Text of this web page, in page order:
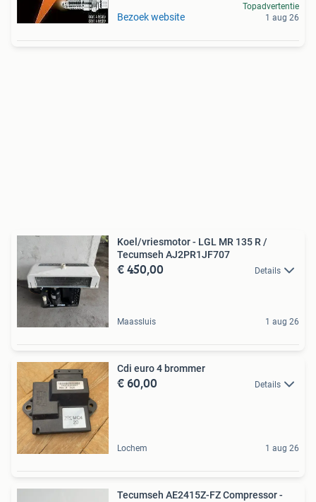
Bezoek website
Topadvertentie
1 aug 26
Koel/vriesmotor - LGL MR 135 R /
Tecumseh AJ2PR1JF707
€ 450,00 Details
Maassluis 1 aug 26
Cdi euro 4 brommer
€ 60,00 Details
Lochem 1 aug 26
Tecumseh AE2415Z-FZ Compressor -